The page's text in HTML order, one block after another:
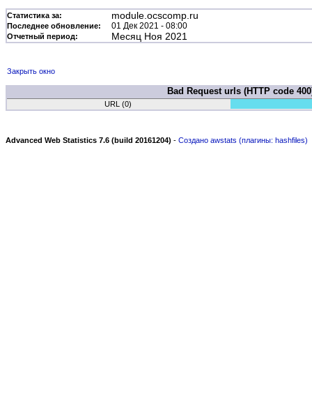
Статистика за: module.ocscomp.ru
Последнее обновление: 01 Дек 2021 - 08:00
Отчетный период: Месяц Ноя 2021
Закрыть окно
Bad Request urls (HTTP code
URL (0)
Advanced Web Statistics 7.6 (build 20161204) - Создано awstats (плагины: hashfiles)